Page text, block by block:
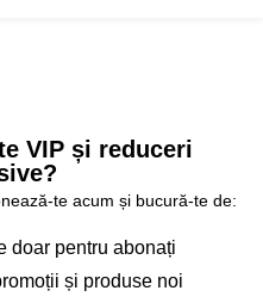
VIP și reduceri
te acum și bucură-te de:
doar pentru abonați
și produse noi